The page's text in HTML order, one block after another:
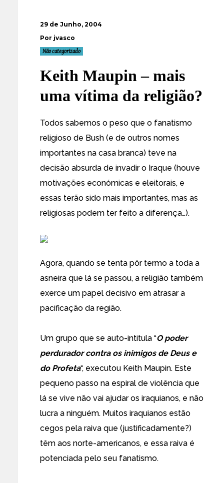
29 de Junho, 2004
Por jvasco
Não categorizado
Keith Maupin – mais
uma vítima da religião?
Todos sabemos o peso que o fanatismo
religioso de Bush (e de outros nomes
importantes na casa branca) teve na
decisão absurda de invadir o Iraque (houve
motivações económicas e eleitorais, e
essas terão sido mais importantes, mas as
religiosas podem ter feito a diferença…).
Agora, quando se tenta pôr termo a toda a
asneira que lá se passou, a religião também
exerce um papel decisivo em atrasar a
pacificação da região.
Um grupo que se auto-intitula “O poder
perdurador contra os inimigos de Deus e
do Profeta“, executou Keith Maupin. Este
pequeno passo na espiral de violência que
lá se vive não vai ajudar os iraquianos, e não
lucra a ninguém. Muitos iraquianos estão
cegos pela raiva que (justificadamente?)
têm aos norte-americanos, e essa raiva é
potenciada pelo seu fanatismo.